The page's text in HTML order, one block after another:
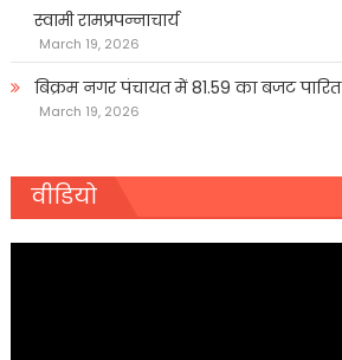
स्वामी रामप्रपन्नाचार्य
March 19, 2026
बिक्रम नगर पंचायत में 81.59 का बजट पारित
March 19, 2026
वीडियो